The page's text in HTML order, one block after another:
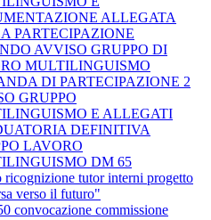
ALLEGATA
PARTECIPAZIONE
AVVISO GRUPPO DI
MULTILINGUISMO
DI PARTECIPAZIONE 2
GRUPPO
E ALLEGATI
DEFINITIVA
LAVORO
DM 65
ricognizione tutor interni progetto
verso il futuro"
convocazione commissione